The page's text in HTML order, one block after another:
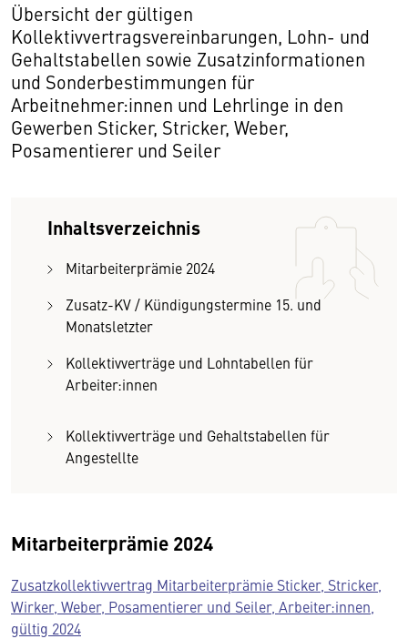
Übersicht der gültigen
Kollektivvertragsvereinbarungen, Lohn- und
Gehaltstabellen sowie Zusatzinformationen
und Sonderbestimmungen für
Arbeitnehmer:innen und Lehrlinge in den
Gewerben Sticker, Stricker, Weber,
Posamentierer und Seiler
Inhaltsverzeichnis
Mitarbeiterprämie 2024
Zusatz-KV / Kündigungstermine 15. und
Monatsletzter
Kollektivverträge und Lohntabellen für
Arbeiter:innen
Kollektivverträge und Gehaltstabellen für
Angestellte
Mitarbeiterprämie 2024
Zusatzkollektivvertrag Mitarbeiterprämie Sticker, Stricker,
Wirker, Weber, Posamentierer und Seiler, Arbeiter:innen,
gültig 2024